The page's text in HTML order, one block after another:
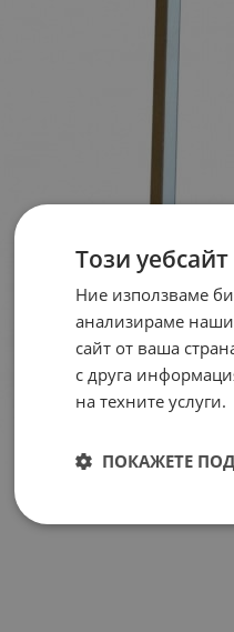
Този
Ние използваме
анализираме
сайт от ваша
с друга
на техните услуги.
ПОКАЖЕТЕ